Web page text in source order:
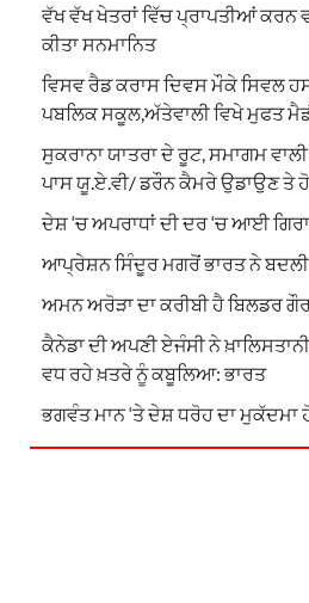
ਵੱਖ ਵੱਖ ਖੇਤਰਾਂ ਵਿੱਚ ਪ੍ਰਾਪਤੀਆਂ ਕਰਨ
ਕੀਤਾ ਸਨਮਾਨਿਤ
ਵਿਸਵ ਰੈਡ ਕਰਾਸ ਦਿਵਸ ਮੌਕੇ ਸਿਵਲ
ਪਬਲਿਕ ਸਕੂਲ,ਅੱਤੇਵਾਲੀ ਵਿਖੇ ਮੁਫਤ
ਸੁਕਰਾਨਾ ਯਾਤਰਾ ਦੇ ਰੂਟ, ਸਮਾਗਮ
ਪਾਸ ਯੂ.ਏ.ਵੀ/ ਡਰੌਨ ਕੈਮਰੇ ਉਡਾਉਣ ਤੇ
ਦੇਸ਼ ‘ਚ ਅਪਰਾਧਾਂ ਦੀ ਦਰ ‘ਚ ਆਈ
ਆਪ੍ਰੇਸ਼ਨ ਸਿੰਦੂਰ ਮਗਰੋਂ ਭਾਰਤ ਨੇ
ਅਮਨ ਅਰੋੜਾ ਦਾ ਕਰੀਬੀ ਹੈ ਬਿਲਡਰ
ਕੈਨੇਡਾ ਦੀ ਅਪਣੀ ਏਜੰਸੀ ਨੇ
ਵਧ ਰਹੇ ਖ਼ਤਰੇ ਨੂੰ ਕਬੂਲਿਆ: ਭਾਰਤ
ਭਗਵੰਤ ਮਾਨ ‘ਤੇ ਦੇਸ਼ ਧਰੋਹ ਦਾ ਮੁਕੱਦਮਾ